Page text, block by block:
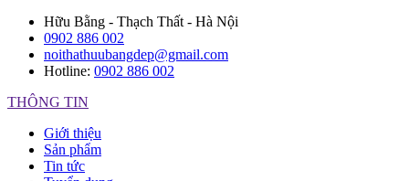
Hữu Bằng - Thạch Thất - Hà Nội
0902 886 002
noithathuubangdep@gmail.com
Hotline: 0902 886 002
THÔNG TIN
Giới thiệu
Sản phẩm
Tin tức